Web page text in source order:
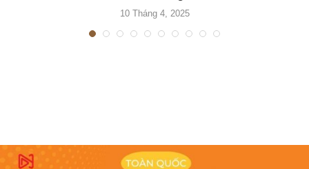
10 Tháng 4, 2025